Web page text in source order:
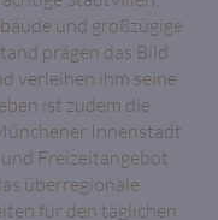
und großzügige
prägen das Bild
verleihen ihm seine
ist zudem die
Innenstadt
Freizeitangebot
überregionale
für den täglichen